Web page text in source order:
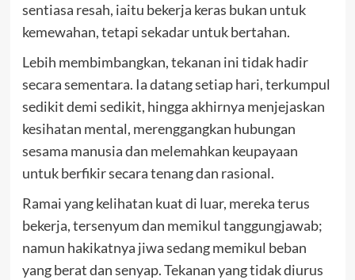
sentiasa resah, iaitu bekerja keras bukan untuk
kemewahan, tetapi sekadar untuk bertahan.
Lebih membimbangkan, tekanan ini tidak hadir
secara sementara. Ia datang setiap hari, terkumpul
sedikit demi sedikit, hingga akhirnya menjejaskan
kesihatan mental, merenggangkan hubungan
sesama manusia dan melemahkan keupayaan
untuk berfikir secara tenang dan rasional.
Ramai yang kelihatan kuat di luar, mereka terus
bekerja, tersenyum dan memikul tanggungjawab;
namun hakikatnya jiwa sedang memikul beban
yang berat dan senyap. Tekanan yang tidak diurus